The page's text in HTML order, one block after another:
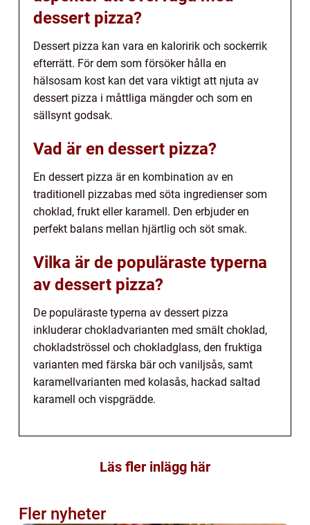
dessert pizza?
Dessert pizza kan vara en kaloririk och sockerrik
efterrätt. För dem som försöker hålla en
hälsosam kost kan det vara viktigt att njuta av
dessert pizza i måttliga mängder och som en
sällsynt godsak.
Vad är en dessert pizza?
En dessert pizza är en kombination av en
traditionell pizzabas med söta ingredienser som
choklad, frukt eller karamell. Den erbjuder en
perfekt balans mellan hjärtlig och söt smak.
Vilka är de populäraste typerna
av dessert pizza?
De populäraste typerna av dessert pizza
inkluderar chokladvarianten med smält choklad,
chokladströssel och chokladglass, den fruktiga
varianten med färska bär och vaniljsås, samt
karamellvarianten med kolasås, hackad saltad
karamell och vispgrädde.
Läs fler inlägg här
Fler nyheter